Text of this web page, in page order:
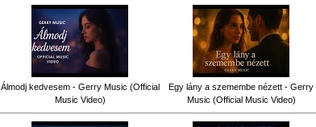
Álmodj kedvesem - Gerry Music (Official
Music Video)
Egy lány a szemembe nézett - Gerry
Music (Official Music Video)